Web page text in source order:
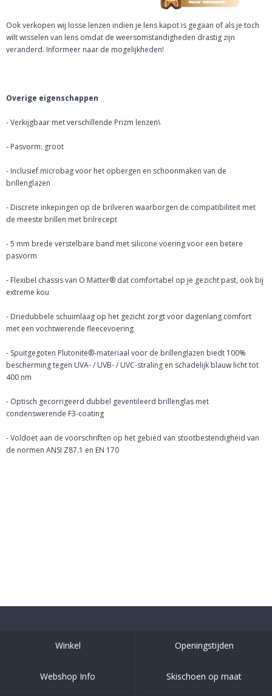
Ook verkopen wij losse lenzen indien je lens kapot is gegaan of als je toch
wilt wisselen van lens omdat de weersomstandigheden drastig zijn
veranderd. Informeer naar de mogelijkheden!
Overige eigenschappen
- Verkijgbaar met verschillende Prizm lenzen\
- Pasvorm: groot
- Inclusief microbag voor het opbergen en schoonmaken van de
brillenglazen
- Discrete inkepingen op de brilveren waarborgen de compatibiliteit met
de meeste brillen met brilrecept
- 5 mm brede verstelbare band met silicone voering voor een betere
pasvorm
- Flexibel chassis van O Matter® dat comfortabel op je gezicht past, ook bij
extreme kou
- Driedubbele schuimlaag op het gezicht zorgt voor dagenlang comfort
met een vochtwerende fleecevoering
- Spuitgegoten Plutonite®-materiaal voor de brillenglazen biedt 100%
bescherming tegen UVA- / UVB- / UVC-straling en schadelijk blauw licht tot
400 nm
- Optisch gecorrigeerd dubbel geventileerd brillenglas met
condenswerende F3-coating
- Voldoet aan de voorschriften op het gebied van stootbestendigheid van
de normen ANSI Z87.1 en EN 170
Winkel Openingstijden
Webshop Info Skischoen op maat